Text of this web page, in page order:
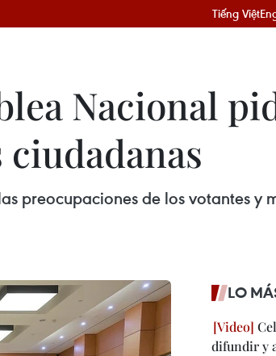
Tiếng Việt
Nacional
preocupaciones de los votantes y
LO
difundir y